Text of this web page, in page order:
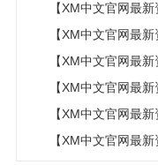
好加息
【XM中文官网最
【XM中文官网最
厂有新进展
【XM中文官网最
【XM中文官网最
判
【XM中文官网最
【XM中文官网最